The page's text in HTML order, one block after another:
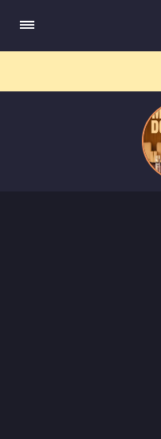
do
Mundo